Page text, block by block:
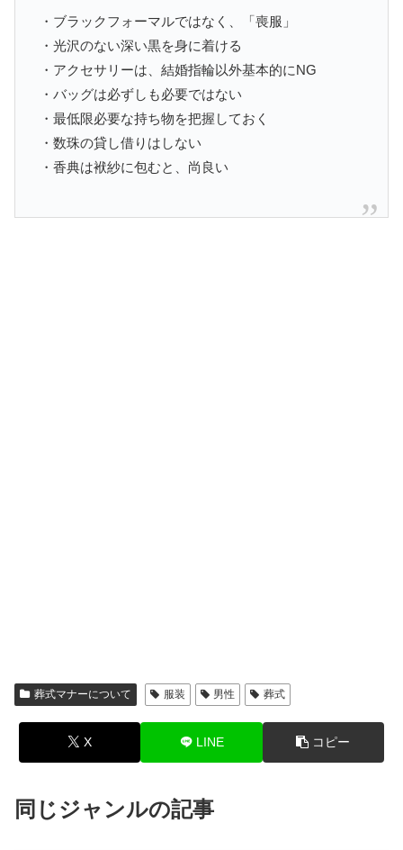
・ブラックフォーマルではなく、「喪服」
・光沢のない深い黒を身に着ける
・アクセサリーは、結婚指輪以外基本的にNG
・バッグは必ずしも必要ではない
・最低限必要な持ち物を把握しておく
・数珠の貸し借りはしない
・香典は袱紗に包むと、尚良い
葬式マナーについて 服装 男性 葬式
X LINE コピー
同じジャンルの記事